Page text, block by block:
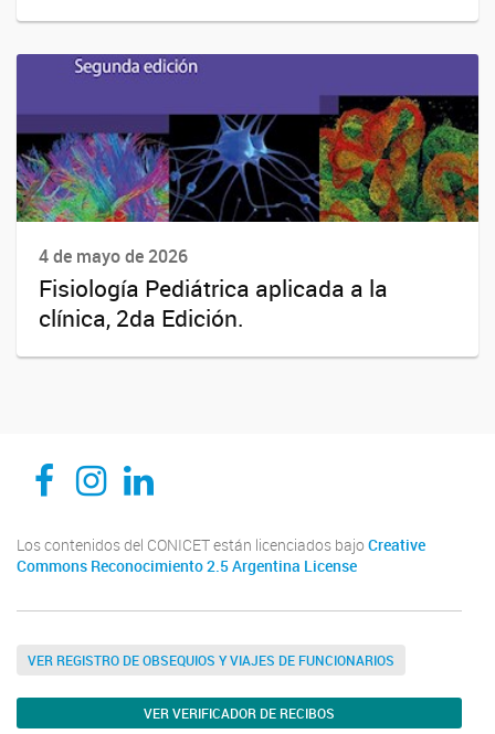
4 de mayo de 2026
Fisiología Pediátrica aplicada a la
clínica, 2da Edición.
CEDIE, Centro de Investigaciones Endocrinológicas Dr. César Bergadá
CEDIE, Centro de Investigaciones Endocrinológicas Dr. César Bergadá
CEDIE, Centro de Investigaciones Endocrinológicas Dr. César Bergadá
Los contenidos del CONICET están licenciados bajo Creative
Commons Reconocimiento 2.5 Argentina License
VER REGISTRO DE OBSEQUIOS Y VIAJES DE FUNCIONARIOS
VER VERIFICADOR DE RECIBOS